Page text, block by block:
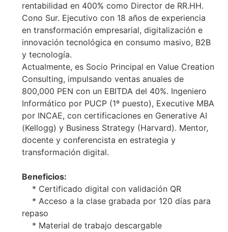
rentabilidad en 400% como Director de RR.HH.
Cono Sur. Ejecutivo con 18 años de experiencia
en transformación empresarial, digitalización e
innovación tecnológica en consumo masivo, B2B
y tecnología.
Actualmente, es Socio Principal en Value Creation
Consulting, impulsando ventas anuales de
800,000 PEN con un EBITDA del 40%. Ingeniero
Informático por PUCP (1º puesto), Executive MBA
por INCAE, con certificaciones en Generative AI
(Kellogg) y Business Strategy (Harvard). Mentor,
docente y conferencista en estrategia y
transformación digital.
Beneficios:
* Certificado digital con validación QR
* Acceso a la clase grabada por 120 días para
repaso
* Material de trabajo descargable